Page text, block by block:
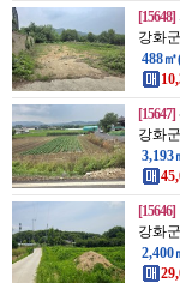
[15648]
강화
488
[15647]
강화
3,193
[15646]
강화
2,400